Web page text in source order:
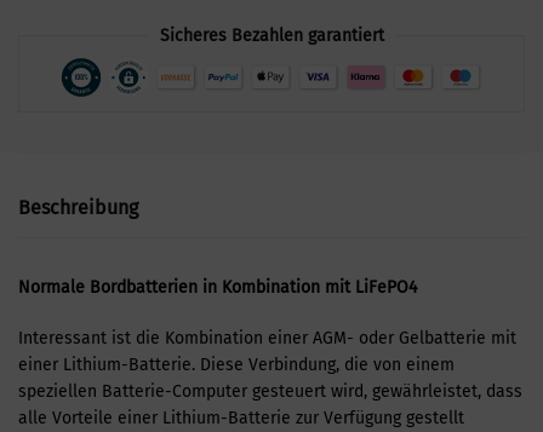
Sicheres Bezahlen garantiert
Beschreibung
Normale Bordbatterien in Kombination mit LiFePO4
Interessant ist die Kombination einer AGM- oder Gelbatterie mit
einer Lithium-Batterie. Diese Verbindung, die von einem
speziellen Batterie-Computer gesteuert wird, gewährleistet, dass
alle Vorteile einer Lithium-Batterie zur Verfügung gestellt